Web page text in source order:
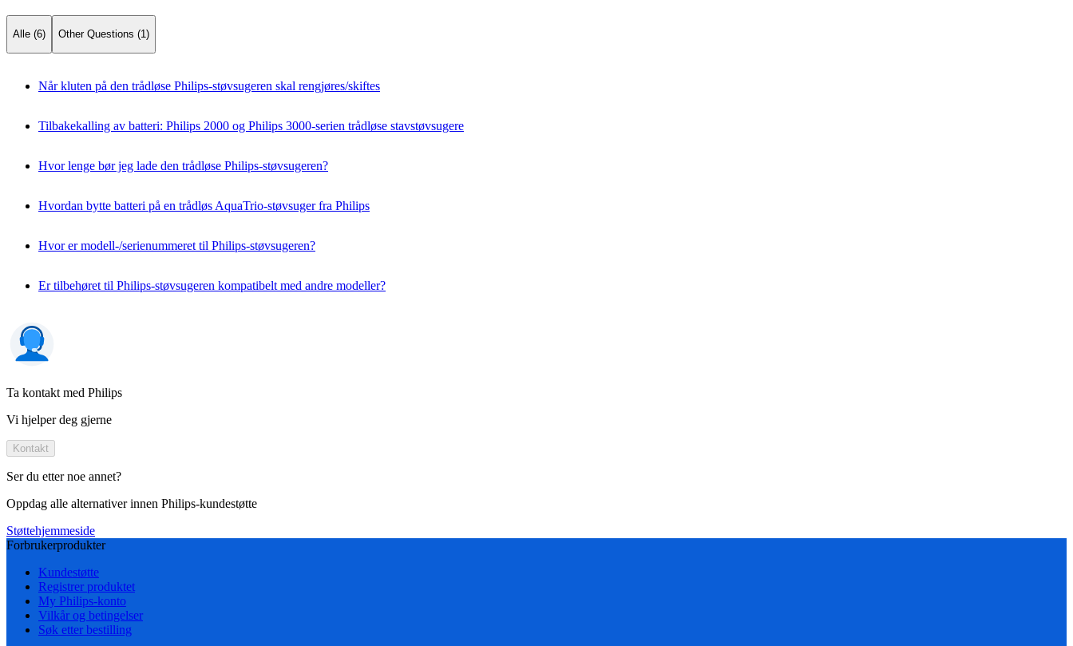
Alle (6) Other Questions (1)
Når kluten på den trådløse Philips-støvsugeren skal rengjøres/skiftes
Tilbakekalling av batteri: Philips 2000 og Philips 3000-serien trådløse stavstøvsugere
Hvor lenge bør jeg lade den trådløse Philips-støvsugeren?
Hvordan bytte batteri på en trådløs AquaTrio-støvsuger fra Philips
Hvor er modell-/serienummeret til Philips-støvsugeren?
Er tilbehøret til Philips-støvsugeren kompatibelt med andre modeller?
Ta kontakt med Philips
Vi hjelper deg gjerne
Kontakt
Ser du etter noe annet?
Oppdag alle alternativer innen Philips-kundestøtte
Støttehjemmeside
Forbrukerprodukter
Kundestøtte
Registrer produktet
My Philips-konto
Vilkår og betingelser
Søk etter bestilling